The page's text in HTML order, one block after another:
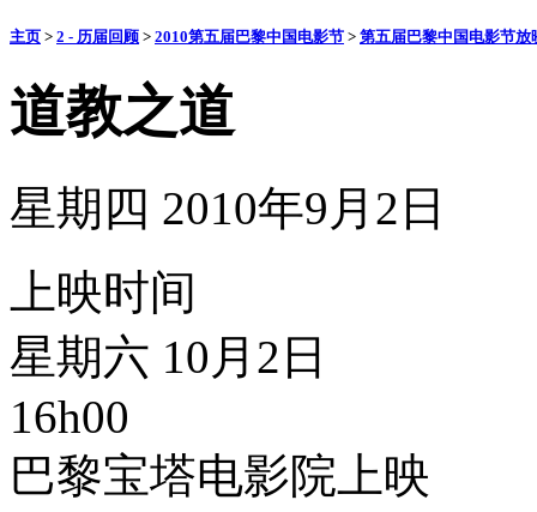
主页 > 2 - 历届回顾 > 2010第五届巴黎中国电影节 > 第五届巴黎中国电影节放
道教之道
星期四 2010年9月2日
上映时间
星期六 10月2日
16h00
巴黎宝塔电影院上映